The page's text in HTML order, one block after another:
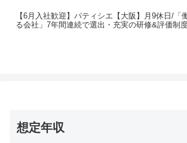
【6月入社歓迎】パティシエ【大阪】月9休日/「
る会社」7年間連続で選出・充実の研修&評価制
想定年収